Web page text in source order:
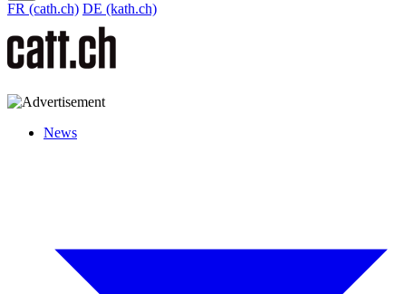
FR (cath.ch) DE (kath.ch)
News